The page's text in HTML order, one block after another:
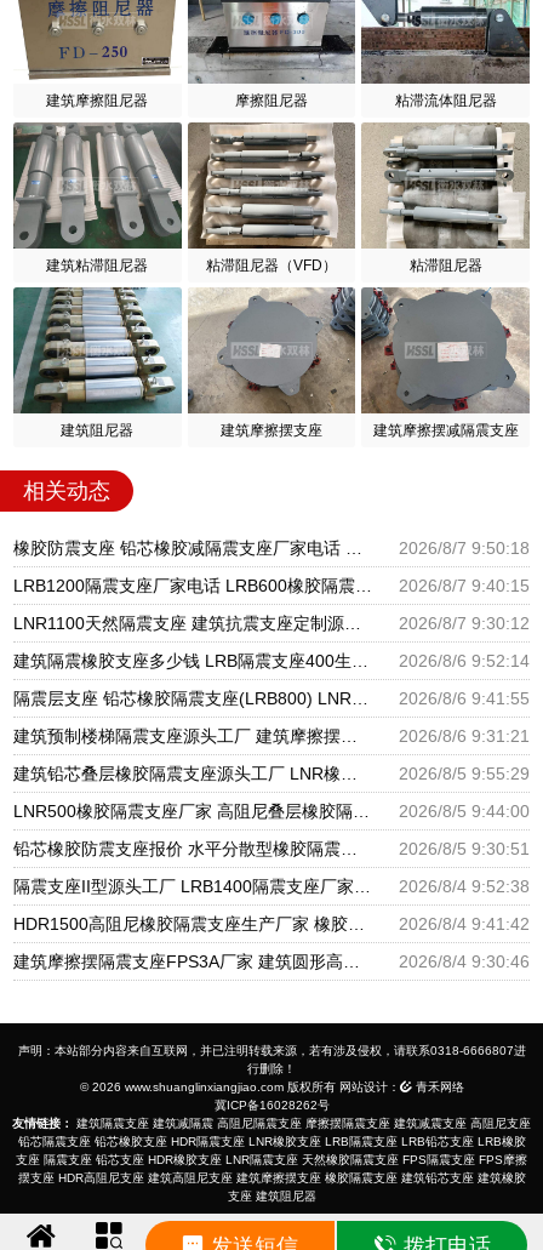
建筑摩擦阻尼器 摩擦阻尼器 粘滞流体阻尼器
建筑粘滞阻尼器 粘滞阻尼器（VFD） 粘滞阻尼器
建筑阻尼器 建筑摩擦摆支座 建筑摩擦摆减隔震支座
相关动态
2026/8/7 9:50:18
2026/8/7 9:40:15
2026/8/7 9:30:12
2026/8/6 9:52:14
2026/8/6 9:41:55
2026/8/6 9:31:21
2026/8/5 9:55:29
2026/8/5 9:44:00
2026/8/5 9:30:51
2026/8/4 9:52:38
2026/8/4 9:41:42
2026/8/4 9:30:46
声明：本站部分内容来自互联网，并已注明转载来源，若有涉及侵权，请联系0318-6666807进
行删除！
© 2026 www.shuanglinxiangjiao.com 版权所有 网站设计：
青禾网络
冀ICP备16028262号
友情链接：
建筑隔震支座 建筑减隔震 高阻尼隔震支座 摩擦摆隔震支座 建筑减震支座 高阻尼支座
铅芯隔震支座 铅芯橡胶支座 HDR隔震支座 LNR橡胶支座 LRB隔震支座 LRB铅芯支座 LRB橡胶
支座 隔震支座 铅芯支座 HDR橡胶支座 LNR隔震支座 天然橡胶隔震支座 FPS隔震支座 FPS摩擦
摆支座 HDR高阻尼支座 建筑高阻尼支座 建筑摩擦摆支座 橡胶隔震支座 建筑铅芯支座 建筑橡胶
支座 建筑阻尼器